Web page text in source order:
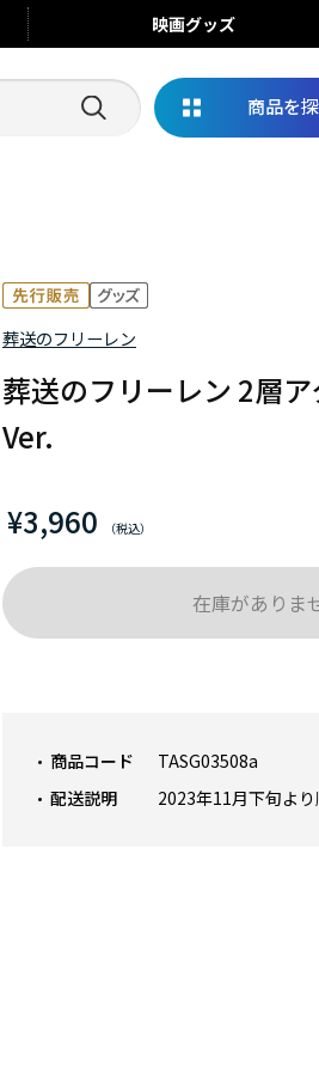
映画グッズ
商品を
葬送のフリーレン
葬送のフリーレン 2層
Ver.
¥3,960
商品コード
TASG03508a
配送説明
2023年11月下旬よ
在庫がありま